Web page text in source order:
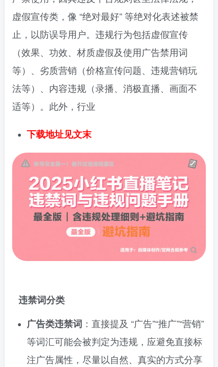
虚假宣传类，像 “绝对最好” 等绝对化表述被禁
止，以防误导用户。违规行为包括虚假宣传
（效果、功效、材质虚假及使用广告禁用词
等）、劣质营销（价格宣传问题、违规营销玩
法等）、内容违规（录播、消极直播、画面不
适等）。此外，行业
下载地址见文末
违禁词分类
广告类违禁词 ：直接提及 “广告”“推广”“营销”
等词汇可能会被判定为违规，应避免直接标
注广告属性，尽量以自然、真实的方式分享